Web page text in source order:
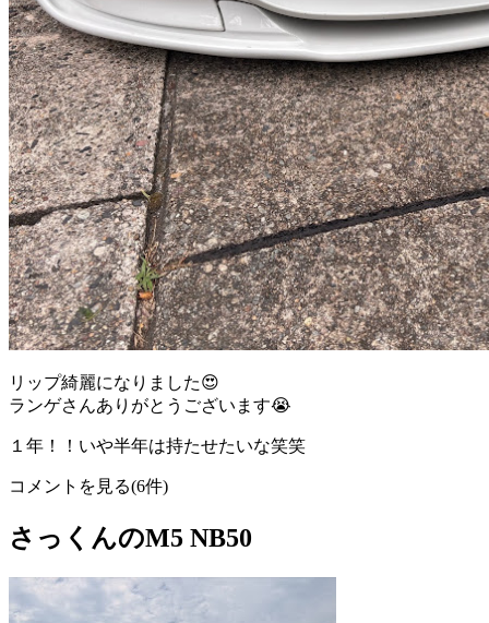
リップ綺麗になりました😍
ランゲさんありがとうございます😭
１年！！いや半年は持たせたいな笑笑
コメントを見る(6件)
さっくんのM5 NB50